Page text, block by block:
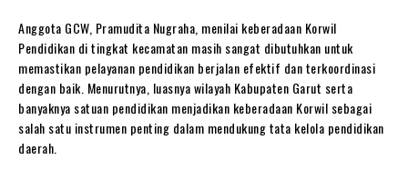
Anggota GCW, Pramudita Nugraha, menilai keberadaan Korwil
Pendidikan di tingkat kecamatan masih sangat dibutuhkan untuk
memastikan pelayanan pendidikan berjalan efektif dan terkoordinasi
dengan baik. Menurutnya, luasnya wilayah Kabupaten Garut serta
banyaknya satuan pendidikan menjadikan keberadaan Korwil sebagai
salah satu instrumen penting dalam mendukung tata kelola pendidikan
daerah.